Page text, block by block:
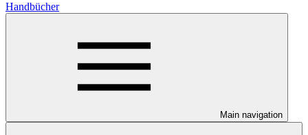
Handbücher
Main navigation